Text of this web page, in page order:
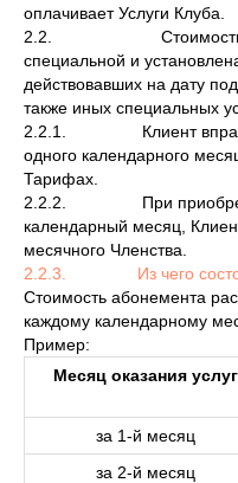
оплачивает Услуги Клуба.
2.2. Стоимость
специальной и
действовавших на дату
также иных специальных
2.2.1. Клиент вправе
одного календарного
Тарифах.
2.2.2. При
календарный месяц,
месячного Членства.
2.2.3. Из чего состоит
Стоимость абонемента
каждому календарному
Пример:
Месяц оказания услуг
за 1-й месяц
за 2-й месяц